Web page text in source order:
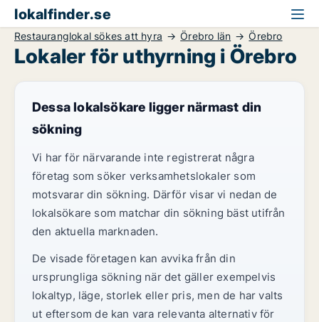
lokalfinder.se
Restauranglokal sökes att hyra Örebro län Örebro
Lokaler för uthyrning i Örebro
Dessa lokalsökare ligger närmast din
sökning
Vi har för närvarande inte registrerat några
företag som söker verksamhetslokaler som
motsvarar din sökning. Därför visar vi nedan de
lokalsökare som matchar din sökning bäst utifrån
den aktuella marknaden.
De visade företagen kan avvika från din
ursprungliga sökning när det gäller exempelvis
lokaltyp, läge, storlek eller pris, men de har valts
ut eftersom de kan vara relevanta alternativ för